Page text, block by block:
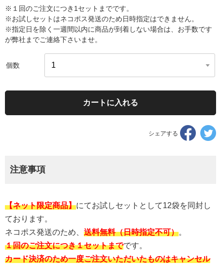
※１回のご注文につき1セットまでです。
※お試しセットはネコポス発送のため日時指定はできません。
※指定日を除く一週間以内に商品が到着しない場合は、お手数です
が弊社までご連絡下さいませ。
個数
カートに入れる
シェアする
で
る
注意事項
【ネット限定商品】にてお試しセットとして12袋を同封し
ております。
ネコポス発送のため、 送料無料（日時指定不可）。
１回のご注文につき１セットまでです。
カード決済のため一度ご注文いただいたものはキャンセル